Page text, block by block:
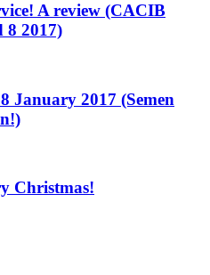
A review (CACIB
8 2017)
January 2017 (Semen
Christmas!